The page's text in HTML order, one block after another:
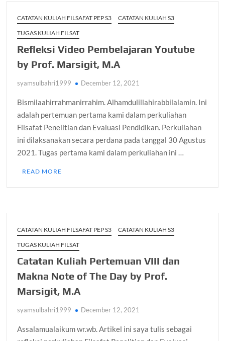
CATATAN KULIAH FILSAFAT PEP S3
CATATAN KULIAH S3
TUGAS KULIAH FILSAT
Refleksi Video Pembelajaran Youtube
by Prof. Marsigit, M.A
syamsulbahri1999 December 12, 2021
Bismilaahirrahmanirrahim. Alhamdulillahirabbilalamin. Ini
adalah pertemuan pertama kami dalam perkuliahan
Filsafat Penelitian dan Evaluasi Pendidikan. Perkuliahan
ini dilaksanakan secara perdana pada tanggal 30 Agustus
2021. Tugas pertama kami dalam perkuliahan ini …
READ MORE
CATATAN KULIAH FILSAFAT PEP S3
CATATAN KULIAH S3
TUGAS KULIAH FILSAT
Catatan Kuliah Pertemuan VIII dan
Makna Note of The Day by Prof.
Marsigit, M.A
syamsulbahri1999 December 12, 2021
Assalamualaikum wr.wb. Artikel ini saya tulis sebagai